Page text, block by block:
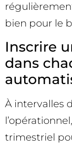
bien pour le
Inscrire
dans
À intervalles
trimestriel